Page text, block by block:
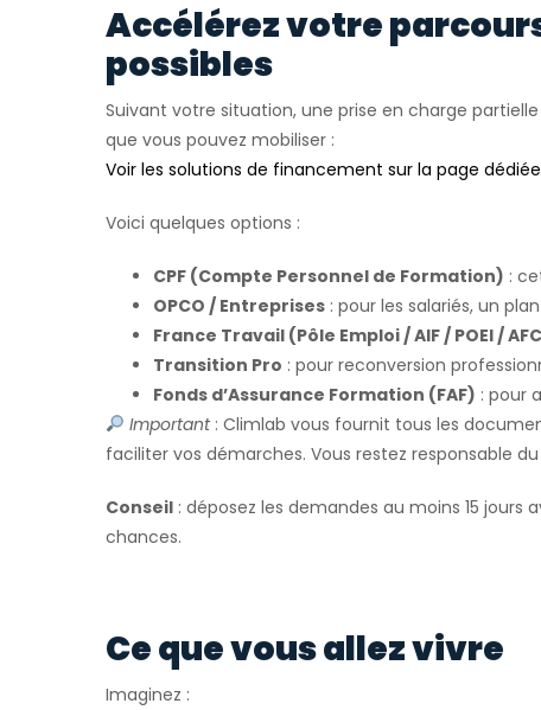
Accélérez votre
possibles
Suivant votre situation, une prise en charge
que vous pouvez mobiliser :
Voir les solutions de financement sur la page dédiée
Voici quelques options :
CPF (Compte Personnel de Formation) :
OPCO / Entreprises : pour les salariés, un
France Travail (Pôle Emploi / AIF / POEI /
Transition Pro : pour reconversion
Fonds d’Assurance Formation (FAF) : pour
Important: Climlab vous fournit tous les
faciliter vos démarches. Vous restez responsable
Conseil : déposez les demandes au moins 15
chances.
Ce que vous allez vivre
Imaginez :